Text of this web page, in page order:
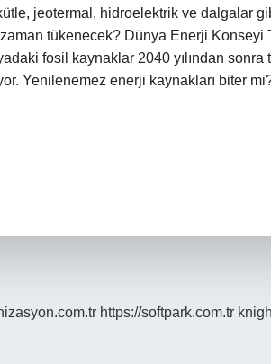
jeotermal, hidroelektrik ve dalgalar
tükenecek? Dünya Enerji Konseyi
fosil kaynaklar 2040 yılından
Yenilenemez enerji kaynakları biter
https://softpark.com.tr